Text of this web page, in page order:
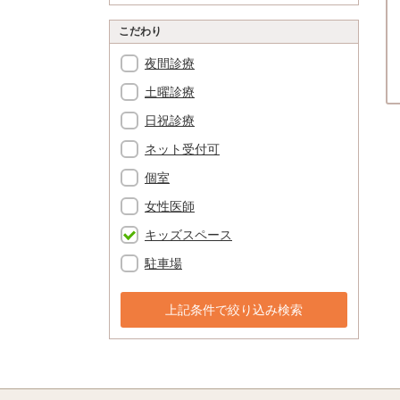
こだわり
夜間診療
土曜診療
日祝診療
ネット受付可
個室
女性医師
キッズスペース
駐車場
上記条件で絞り込み検索